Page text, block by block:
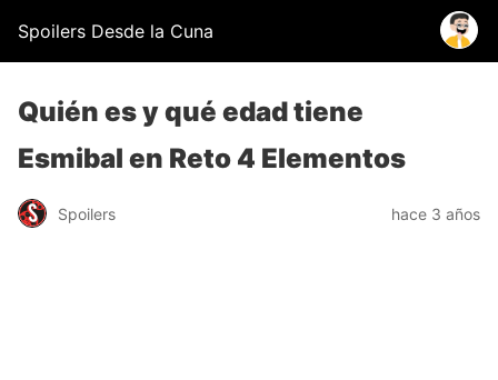
Spoilers Desde la Cuna
Quién es y qué edad tiene
Esmibal en Reto 4 Elementos
Spoilers hace 3 años